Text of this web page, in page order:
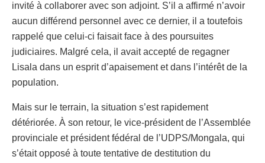
invité à collaborer avec son adjoint. S’il a affirmé n’avoir
aucun différend personnel avec ce dernier, il a toutefois
rappelé que celui-ci faisait face à des poursuites
judiciaires. Malgré cela, il avait accepté de regagner
Lisala dans un esprit d’apaisement et dans l’intérêt de la
population.
Mais sur le terrain, la situation s’est rapidement
détériorée. À son retour, le vice-président de l’Assemblée
provinciale et président fédéral de l’UDPS/Mongala, qui
s’était opposé à toute tentative de destitution du